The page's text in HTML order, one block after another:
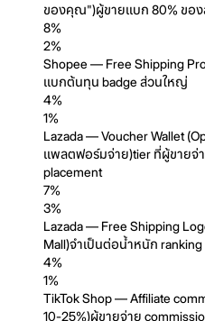
ของคุณ")ผู้ขายแบก 80% ขอ
8%
2%
Shopee — Free Shipping
แบกต้นทุน badge ส่วนใหญ่
4%
1%
Lazada — Voucher Wallet
แพลตฟอร์มจ่าย)tier ที่ผู้ขายจ่
placement
7%
3%
Lazada — Free Shipping
Mall)จำเป็นต่อน้ำหนัก ranking
4%
1%
TikTok Shop — Affiliate
10-25%)ผู้ขายจ่าย